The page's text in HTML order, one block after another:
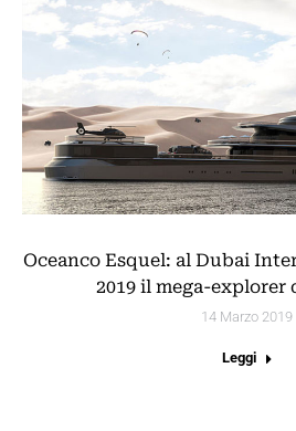
Oceanco Esquel: al Dubai
2019 il mega-explorer
14 Marzo 2019
Leggi